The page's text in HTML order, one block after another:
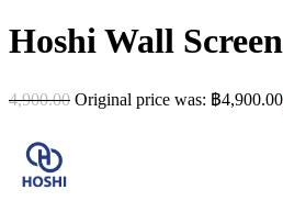
Hoshi Wall
4,900.00 Original price was: ฿